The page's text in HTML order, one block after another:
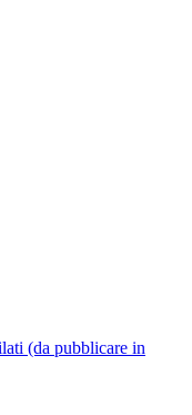
(da pubblicare in